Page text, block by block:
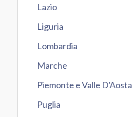
Lazio
Liguria
Lombardia
Marche
Piemonte e Valle D'Aosta
Puglia